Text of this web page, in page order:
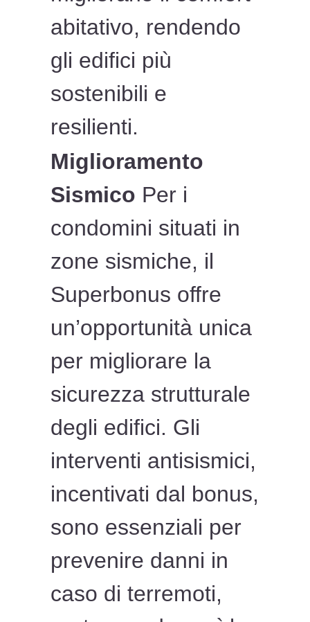
abitativo, rendendo
gli edifici più
sostenibili e
resilienti.
Miglioramento
Sismico Per i
condomini situati in
zone sismiche, il
Superbonus offre
un’opportunità unica
per migliorare la
sicurezza strutturale
degli edifici. Gli
interventi antisismici,
incentivati dal bonus,
sono essenziali per
prevenire danni in
caso di terremoti,